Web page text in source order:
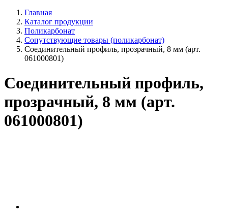
Главная
Каталог продукции
Поликарбонат
Сопутствующие товары (поликарбонат)
Соединительный профиль, прозрачный, 8 мм (арт.
061000801)
Соединительный профиль,
прозрачный, 8 мм (арт.
061000801)